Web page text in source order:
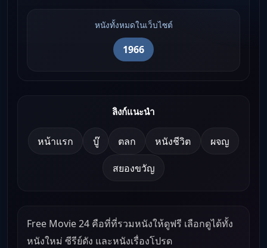
หนังทั้งหมดในเว็บไซต์
1966
ลิงก์แนะนำ
หน้าแรก บู๊ ตลก หนังชีวิต ผจญ
สยองขวัญ
Free Movie 24 คือที่ที่รวมหนังให้ดูฟรี เลือกดูได้ทั้ง
หนังใหม่ ซีรีย์ดัง และหนังเรื่องโปรด